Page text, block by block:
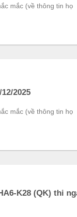
mắc (về thông tin họ
2025
mắc (về thông tin họ
K28 (QK) thi